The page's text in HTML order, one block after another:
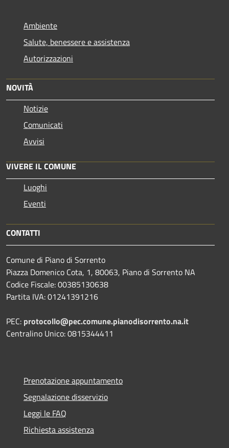
Ambiente
Salute, benessere e assistenza
Autorizzazioni
NOVITÀ
Notizie
Comunicati
Avvisi
VIVERE IL COMUNE
Luoghi
Eventi
CONTATTI
Comune di Piano di Sorrento
Piazza Domenico Cota, 1, 80063, Piano di Sorrento NA
Codice Fiscale: 00385130638
Partita IVA: 01241391216
PEC: protocollo@pec.comune.pianodisorrento.na.it
Centralino Unico: 0815344411
Prenotazione appuntamento
Segnalazione disservizio
Leggi le FAQ
Richiesta assistenza